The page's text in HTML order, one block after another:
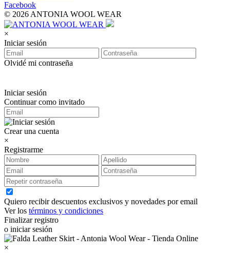
Facebook
© 2026 ANTONIA WOOL WEAR
×
Iniciar sesión
Olvidé mi contraseña
Iniciar sesión
Continuar como invitado
Crear una cuenta
×
Registrarme
Quiero recibir descuentos exclusivos y novedades por email
Ver los términos y condiciones
Finalizar registro
o iniciar sesión
×